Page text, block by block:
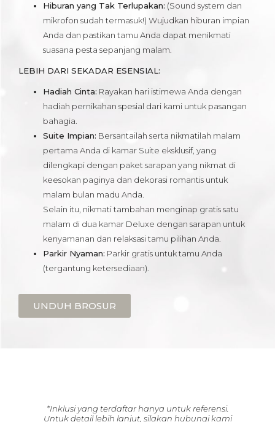
Hiburan yang Tak Terlupakan: (Sound system dan
mikrofon sudah termasuk!) Wujudkan hiburan impian
Anda dan pastikan tamu Anda dapat menikmati
suasana pesta sepanjang malam.
LEBIH DARI SEKADAR ESENSIAL:
Hadiah Cinta: Rayakan hari istimewa Anda dengan
hadiah pernikahan spesial dari kami untuk pasangan
bahagia.
Suite Impian: Bersantailah serta nikmatilah malam
pertama Anda di kamar Suite eksklusif, yang
dilengkapi dengan paket sarapan yang nikmat di
keesokan paginya dan dekorasi romantis untuk
malam bulan madu Anda.
Selain itu, nikmati tambahan menginap gratis satu
malam di dua kamar Deluxe dengan sarapan untuk
kenyamanan dan relaksasi tamu pilihan Anda.
Parkir Nyaman: Parkir gratis untuk tamu Anda
(tergantung ketersediaan).
UNDUH BROSUR
*Inklusi yang terdaftar hanya untuk referensi.
Untuk detail lebih lanjut, silakan hubungi kami